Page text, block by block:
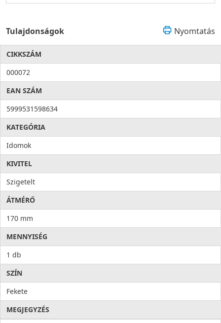
Tulajdonságok Nyomtatás
CIKKSZÁM
000072
EAN SZÁM
5999531598634
KATEGÓRIA
Idomok
KIVITEL
Szigetelt
ÁTMÉRŐ
170 mm
MENNYISÉG
1 db
SZÍN
Fekete
MEGJEGYZÉS